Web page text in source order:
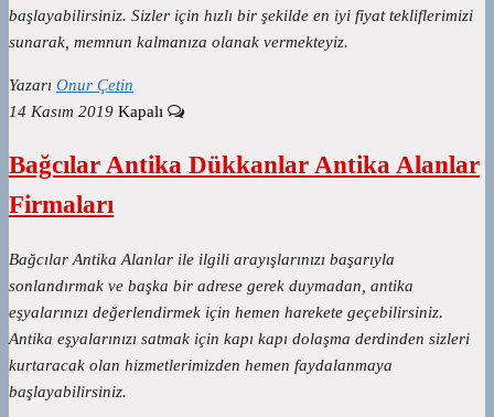
başlayabilirsiniz. Sizler için hızlı bir şekilde en iyi fiyat tekliflerimizi
sunarak, memnun kalmanıza olanak vermekteyiz.
Yazarı Onur Çetin
14 Kasım 2019 Kapalı
Bağcılar Antika Dükkanlar Antika Alanlar
Firmaları
Bağcılar Antika Alanlar ile ilgili arayışlarınızı başarıyla
sonlandırmak ve başka bir adrese gerek duymadan, antika
eşyalarınızı değerlendirmek için hemen harekete geçebilirsiniz.
Antika eşyalarınızı satmak için kapı kapı dolaşma derdinden sizleri
kurtaracak olan hizmetlerimizden hemen faydalanmaya
başlayabilirsiniz.